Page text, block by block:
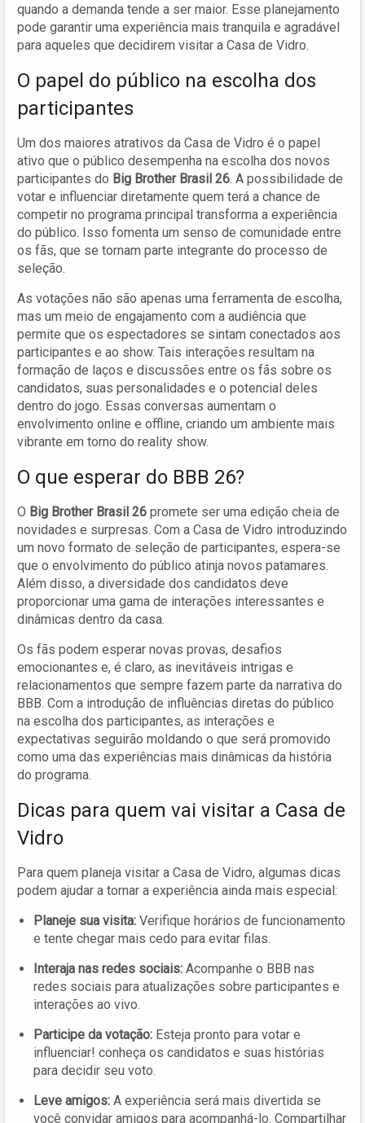
quando a demanda tende a ser maior. Esse planejamento
pode garantir uma experiência mais tranquila e agradável
para aqueles que decidirem visitar a Casa de Vidro.
O papel do público na escolha dos
participantes
Um dos maiores atrativos da Casa de Vidro é o papel
ativo que o público desempenha na escolha dos novos
participantes do Big Brother Brasil 26. A possibilidade de
votar e influenciar diretamente quem terá a chance de
competir no programa principal transforma a experiência
do público. Isso fomenta um senso de comunidade entre
os fãs, que se tornam parte integrante do processo de
seleção.
As votações não são apenas uma ferramenta de escolha,
mas um meio de engajamento com a audiência que
permite que os espectadores se sintam conectados aos
participantes e ao show. Tais interações resultam na
formação de laços e discussões entre os fãs sobre os
candidatos, suas personalidades e o potencial deles
dentro do jogo. Essas conversas aumentam o
envolvimento online e offline, criando um ambiente mais
vibrante em torno do reality show.
O que esperar do BBB 26?
O Big Brother Brasil 26 promete ser uma edição cheia de
novidades e surpresas. Com a Casa de Vidro introduzindo
um novo formato de seleção de participantes, espera-se
que o envolvimento do público atinja novos patamares.
Além disso, a diversidade dos candidatos deve
proporcionar uma gama de interações interessantes e
dinâmicas dentro da casa.
Os fãs podem esperar novas provas, desafios
emocionantes e, é claro, as inevitáveis intrigas e
relacionamentos que sempre fazem parte da narrativa do
BBB. Com a introdução de influências diretas do público
na escolha dos participantes, as interações e
expectativas seguirão moldando o que será promovido
como uma das experiências mais dinâmicas da história
do programa.
Dicas para quem vai visitar a Casa de
Vidro
Para quem planeja visitar a Casa de Vidro, algumas dicas
podem ajudar a tornar a experiência ainda mais especial:
Planeje sua visita: Verifique horários de funcionamento
e tente chegar mais cedo para evitar filas.
Interaja nas redes sociais: Acompanhe o BBB nas
redes sociais para atualizações sobre participantes e
interações ao vivo.
Participe da votação: Esteja pronto para votar e
influenciar! conheça os candidatos e suas histórias
para decidir seu voto.
Leve amigos: A experiência será mais divertida se
você convidar amigos para acompanhá-lo. Compartilhar